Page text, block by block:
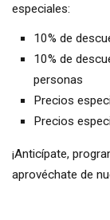
especiales:
10% de
10% de
personas
Precios
Precios
¡Anticípate,
aprovéchate de